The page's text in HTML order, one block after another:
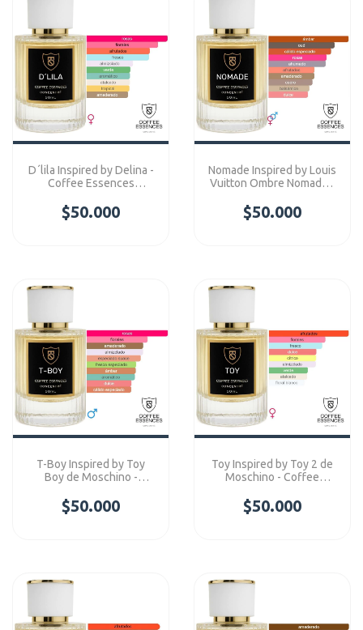
D´lila Inspired by Delina -
Coffee Essences
$50.000
Nomade Inspired by Louis
Vuitton Ombre Nomade -
Concentre
$50.000
T-Boy Inspired by Toy
Boy de Moschino -
Concentre
$50.000
Toy Inspired by Toy 2 de
Moschino - Coffee
$50.000